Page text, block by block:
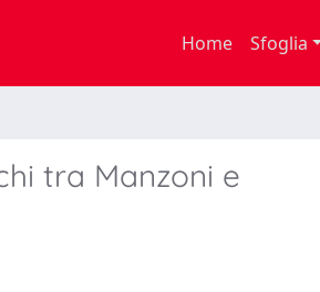
Home Sfoglia
tra Manzoni e